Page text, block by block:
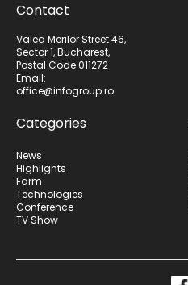
Contact
Valea Merilor Street 46,
Sector 1, Bucharest,
Postal Code 011272
Email:
office@infogroup.ro
Categories
News
Highlights
Farm
Technologies
Conference
TV Show